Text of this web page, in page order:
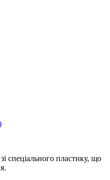
спеціального пластику, що